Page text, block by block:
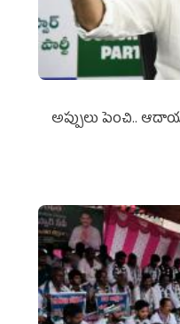
అప్పులు పెంచి..